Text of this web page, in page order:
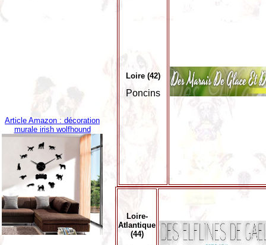
Article Amazon : décoration
murale irish wolfhound
Loire (42)
Poncins
Loire-
Atlantique
(44)